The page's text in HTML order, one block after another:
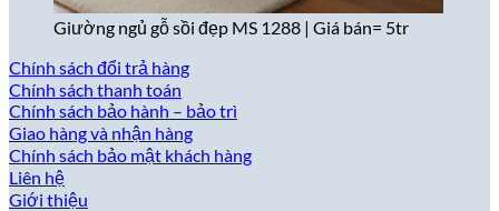
Giường ngủ gỗ sồi đẹp MS 1288 | Giá bán= 5tr
Chính sách đổi trả hàng
Chính sách thanh toán
Chính sách bảo hành – bảo trì
Giao hàng và nhận hàng
Chính sách bảo mật khách hàng
Liên hệ
Giới thiệu